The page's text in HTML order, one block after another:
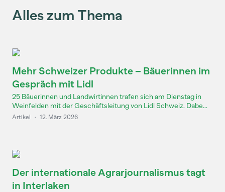
Alles zum Thema
Mehr Schweizer Produkte – Bäuerinnen im
Gespräch mit Lidl
25 Bäuerinnen und Landwirtinnen trafen sich am Dienstag in
Weinfelden mit der Geschäftsleitung von Lidl Schweiz. Dabe...
Artikel · 12. März 2026
Der internationale Agrarjournalismus tagt
in Interlaken